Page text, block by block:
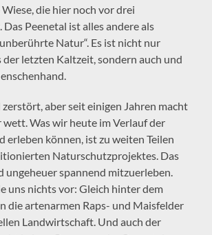
die hier noch vor drei
Das Peenetal ist alles andere als
Natur“. Es ist nicht nur
der letzten Kaltzeit, sondern auch und
aber seit einigen Jahren macht
wett. Was wir heute im Verlauf der
erleben können, ist zu weiten Teilen
Naturschutzprojektes. Das
ungeheuer spannend mitzuerleben.
uns nichts vor: Gleich hinter dem
die artenarmen Raps- und Maisfelder
Landwirtschaft. Und auch der